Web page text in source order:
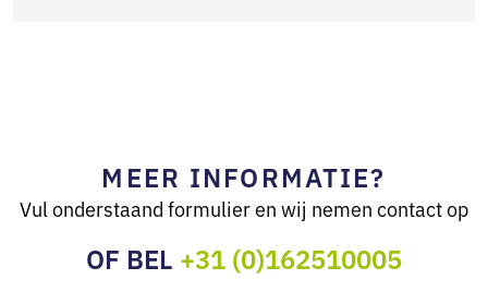
MEER INFORMATIE?
Vul onderstaand formulier en wij nemen contact op
OF BEL +31 (0)162510005